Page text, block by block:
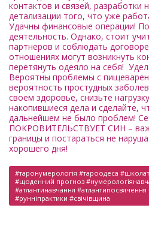
контактов и связей, разработки
детализации того, что уже
Удачны финансовые операции!
деятельность. Однако, стоит
партнеров и соблюдать
отношениях могут возникнуть
перетянуть одеяло на себя!
Вероятны проблемы с
вероятность простудных
своем здоровье, снизьте
накопившиеся дела и сделайте,
дальнейшем не было проблем!
ПОКРОВИТЕЛЬСТВУЕТ СИН –
границы и постараться не
хорошего дня!
#таронумерологія #тароодеса
#щоденний прогноз
#атлантинавчання
#рунніпрактики #свічівщина